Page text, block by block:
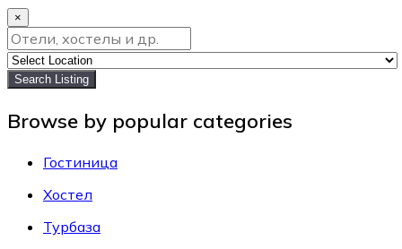
×
Search Listing
Browse by popular categories
Гостиница
Хостел
Турбаза